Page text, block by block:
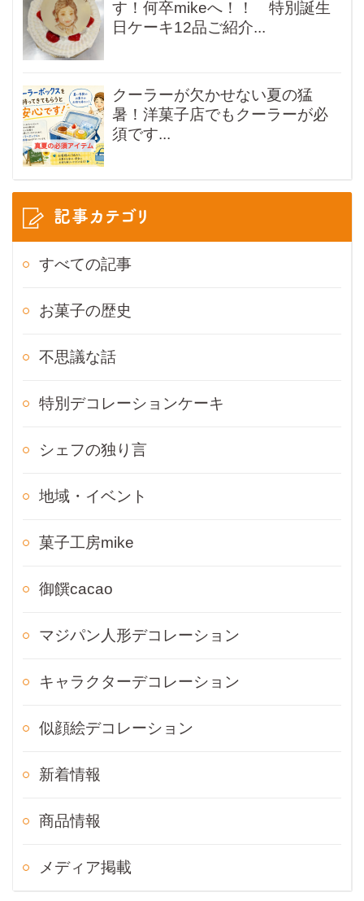
す！何卒mikeへ！！ 特別誕生
日ケーキ12品ご紹介...
クーラーが欠かせない夏の猛
暑！洋菓子店でもクーラーが必
須です...
記事カテゴリ
すべての記事
お菓子の歴史
不思議な話
特別デコレーションケーキ
シェフの独り言
地域・イベント
菓子工房mike
御饌cacao
マジパン人形デコレーション
キャラクターデコレーション
似顔絵デコレーション
新着情報
商品情報
メディア掲載